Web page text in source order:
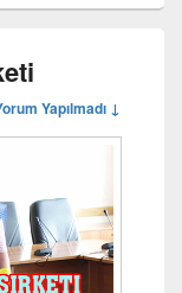
Yapılmadı ↓